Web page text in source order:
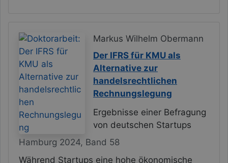
Markus Wilhelm Obermann
Der IFRS für KMU als
Alternative zur
handelsrechtlichen
Rechnungslegung
Ergebnisse einer Befragung
von deutschen Startups
Hamburg 2024, Band 58
Während Startups eine hohe ökonomische